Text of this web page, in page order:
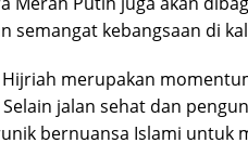
semangat kebangsaan di
merupakan
jalan sehat dan
bernuansa Islami untuk